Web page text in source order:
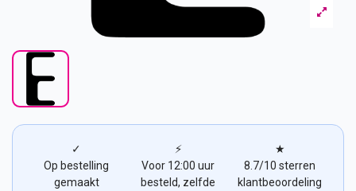
✓
Op bestelling
gemaakt
⚡
Voor 12:00 uur
besteld, zelfde
★
8.7/10 sterren
klantbeoordeling